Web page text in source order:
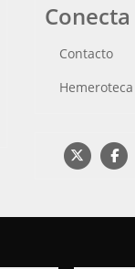
Conecta
Contacto
Hemeroteca